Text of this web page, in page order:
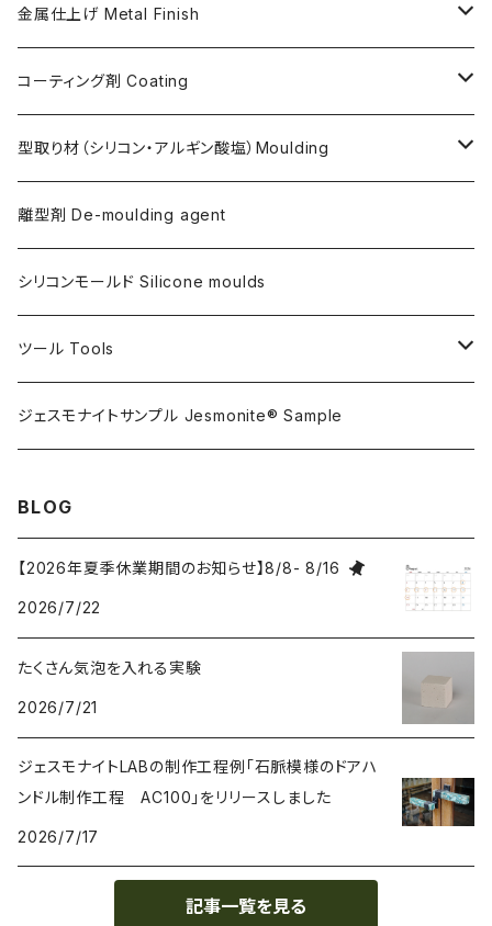
ガラス繊維 AC100用
ガラス繊維 AC730用
天然繊維 AC100/AC730共用
金属仕上げ Metal Finish
Metal Filler (AC100用金属粉)・鉄粉
Flex Metal (AC730ベースの金属粉入り主材)
金属仕上げ副資材
コーティング剤 Coating
アクリリックシーラーAC100用
AQSコートAC100用
フレキシガードシーラーAC730用
ステインプルーフコートAC100/AC730両用
型取り材（シリコン・アルギン酸塩）Moulding
シリコン
アルギン酸塩（アルジネート）
離型剤 De-moulding agent
シリコンモールド Silicone moulds
ツール Tools
攪拌ブレード Mixing blade
カップ Cup
ジェスモナイトサンプル Jesmonite® Sample
BLOG
【2026年夏季休業期間のお知らせ】8/8- 8/16
2026/7/22
たくさん気泡を入れる実験
2026/7/21
ジェスモナイトLABの制作工程例「石脈模様のドアハ
ンドル制作工程 AC100」をリリースしました
2026/7/17
記事一覧を見る